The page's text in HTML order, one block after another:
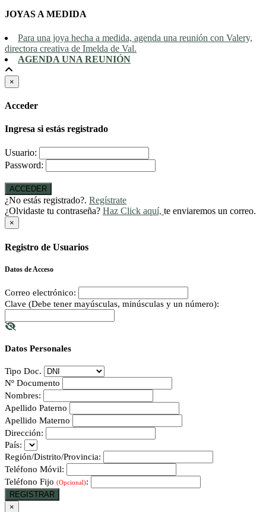
JOYAS A MEDIDA
Para una joya hecha a medida, agenda una reunión con Valery,
directora creativa de Imelda de Val.
AGENDA UNA REUNIÓN
×
Acceder
Ingresa si estás registrado
Usuario:
Password:
ACCEDER
¿No estás registrado?. Regístrate
¿Olvidaste tu contraseña? Haz Click aquí, te enviaremos un correo.
×
Registro de Usuarios
Datos de Acceso
Correo electrónico:
Clave (Debe tener mayúsculas, minúsculas y un número):
Datos Personales
Tipo Doc.
Nº Documento
Nombres:
Apellido Paterno
Apellido Materno
Dirección:
País:
Región/Distrito/Provincia:
Teléfono Móvil:
Teléfono Fijo (Opcional):
REGISTRAR
×